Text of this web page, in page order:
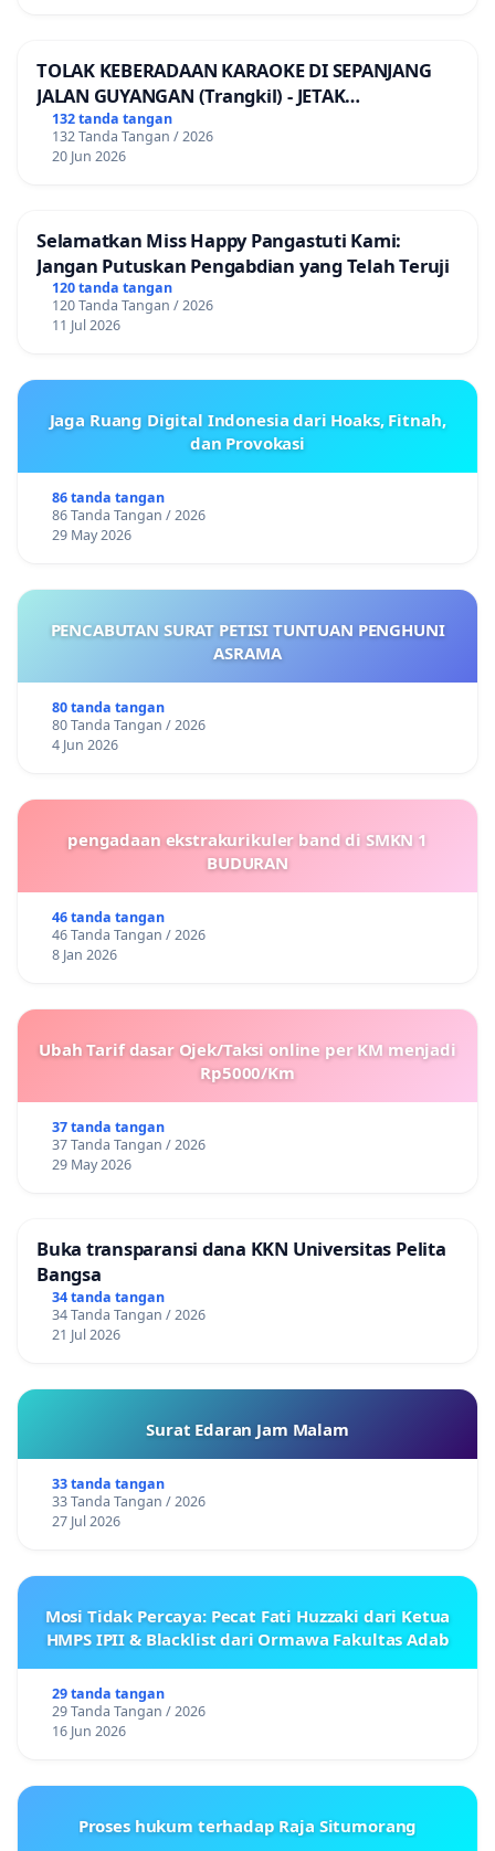
TOLAK KEBERADAAN KARAOKE DI SEPANJANG
JALAN GUYANGAN (Trangkil) - JETAK
(Wedarijaksa) Kab. PATI
132 tanda tangan
132 Tanda Tangan / 2026
20 Jun 2026
Selamatkan Miss Happy Pangastuti Kami:
Jangan Putuskan Pengabdian yang Telah Teruji
120 tanda tangan
120 Tanda Tangan / 2026
11 Jul 2026
Jaga Ruang Digital Indonesia dari Hoaks, Fitnah,
dan Provokasi
86 tanda tangan
86 Tanda Tangan / 2026
29 May 2026
PENCABUTAN SURAT PETISI TUNTUAN PENGHUNI
ASRAMA
80 tanda tangan
80 Tanda Tangan / 2026
4 Jun 2026
pengadaan ekstrakurikuler band di SMKN 1
BUDURAN
46 tanda tangan
46 Tanda Tangan / 2026
8 Jan 2026
Ubah Tarif dasar Ojek/Taksi online per KM menjadi
Rp5000/Km
37 tanda tangan
37 Tanda Tangan / 2026
29 May 2026
Buka transparansi dana KKN Universitas Pelita
Bangsa
34 tanda tangan
34 Tanda Tangan / 2026
21 Jul 2026
Surat Edaran Jam Malam
33 tanda tangan
33 Tanda Tangan / 2026
27 Jul 2026
Mosi Tidak Percaya: Pecat Fati Huzzaki dari Ketua
HMPS IPII & Blacklist dari Ormawa Fakultas Adab
29 tanda tangan
29 Tanda Tangan / 2026
16 Jun 2026
Proses hukum terhadap Raja Situmorang